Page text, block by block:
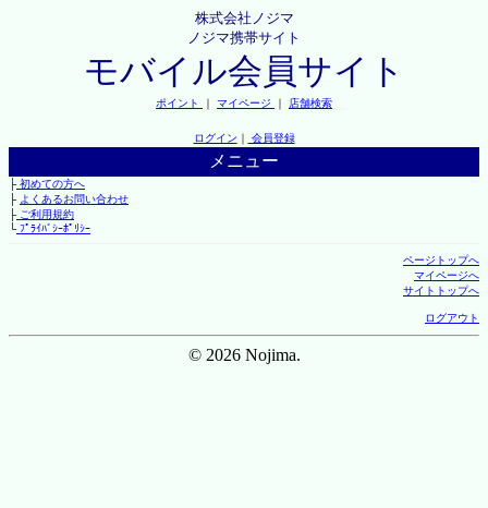
株式会社ノジマ
ノジマ携帯サイト
モバイル会員サイト
ポイント ｜ マイページ ｜ 店舗検索
ログイン ｜ 会員登録
メニュー
├初めての方へ
├ よくあるお問い合わせ
├ご利用規約
└ﾌﾟﾗｲﾊﾞｼｰﾎﾟﾘｼｰ
ページトップへ
マイページへ
サイトトップへ
ログアウト
© 2026 Nojima.